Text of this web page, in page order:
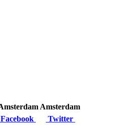
Amsterdam
Facebook
Twitter